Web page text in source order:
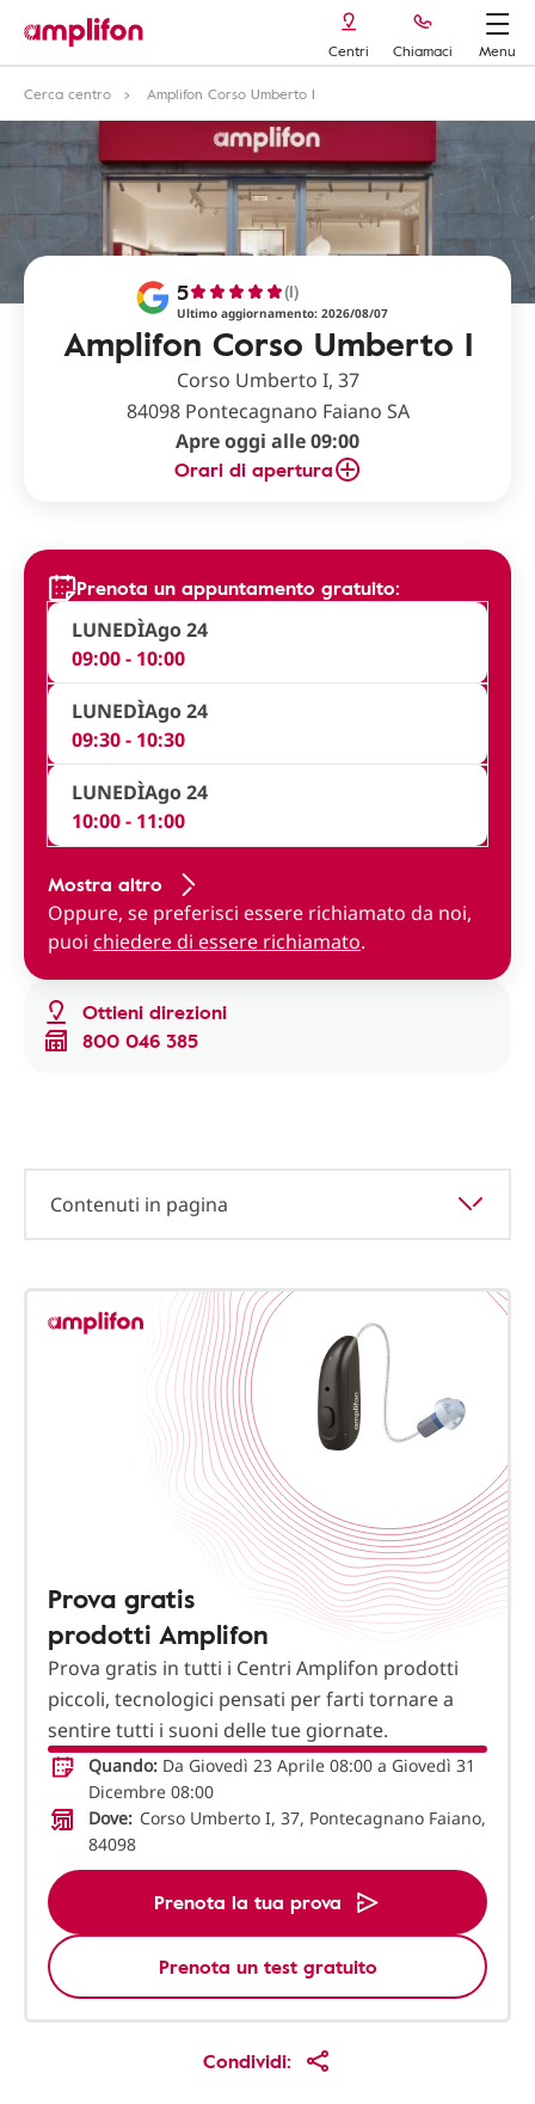
Centri Chiamaci
Menu
Cerca centro
Amplifon Corso Umberto I
Amplifon Corso Umberto I
5 (1)
Ultimo aggiornamento: 2026/08/07
Corso Umberto I, 37
84098 Pontecagnano Faiano SA
Apre oggi alle 09:00
Orari di apertura
Ottieni direzioni
800 046 385
Prenota un appuntamento gratuito:
LUNEDÌAgo 24
09:00 - 10:00
LUNEDÌAgo 24
09:30 - 10:30
LUNEDÌAgo 24
10:00 - 11:00
Mostra altro
Oppure, se preferisci essere richiamato da noi,
puoi chiedere di essere richiamato.
Contenuti in pagina
Prova gratis
prodotti Amplifon
Prova gratis in tutti i Centri Amplifon prodotti
piccoli, tecnologici pensati per farti tornare a
sentire tutti i suoni delle tue giornate.
Quando: Da Giovedì 23 Aprile 08:00 a Giovedì 31
Dicembre 08:00
Dove: Corso Umberto I, 37, Pontecagnano Faiano,
84098
Prenota la tua prova
Prenota un test gratuito
Condividi: